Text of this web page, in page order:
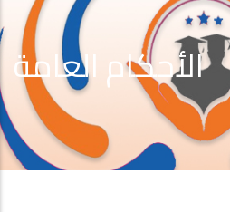
الأحكام العامة